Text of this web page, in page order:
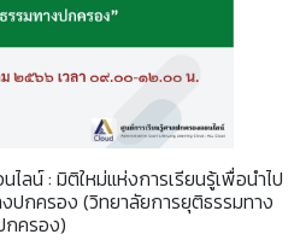
ลน์ : มิติใหม่แห่งการเรียนรู้เพื่อนำไป
ปกครอง (วิทยาลัยการยุติธรรมทาง
กครอง)